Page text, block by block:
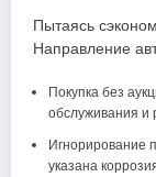
Пытаясь
Направление
Покупка без
обслуживания и
Игнорирование
указана